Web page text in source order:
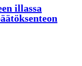
illassa